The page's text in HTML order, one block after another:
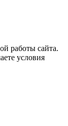
работы сайта.
условия